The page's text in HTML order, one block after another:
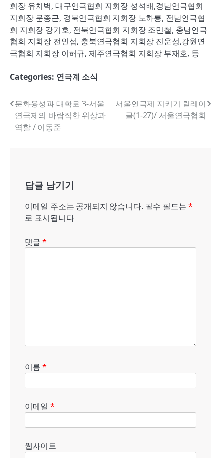
회장 유치벽, 대구연극협회 지회장 성석배,경남연극협회
지회장 문종근, 경북연극협회 지회장 노하룡, 전남연극협
회 지회장 강기호, 전북연극협회 지회장 조민철, 충남연극
협회 지회장 전인섭, 충북연극협회 지회장 진운성,강원연
극협회 지회장 이해규, 제주연극협회 지회장 부재호, 등
Categories: 연극계 소식
글
내
문화융성과 대학로 3-서울
연극제의 바람직한 위상과
역할 / 이동준
서울연극제 지키기 릴레이
글(1-27)/ 서울연극협회
답글 남기기
이메일 주소는 공개되지 않습니다. 필수 필드는 *
로 표시됩니다
댓글 *
이름 *
이메일 *
웹사이트